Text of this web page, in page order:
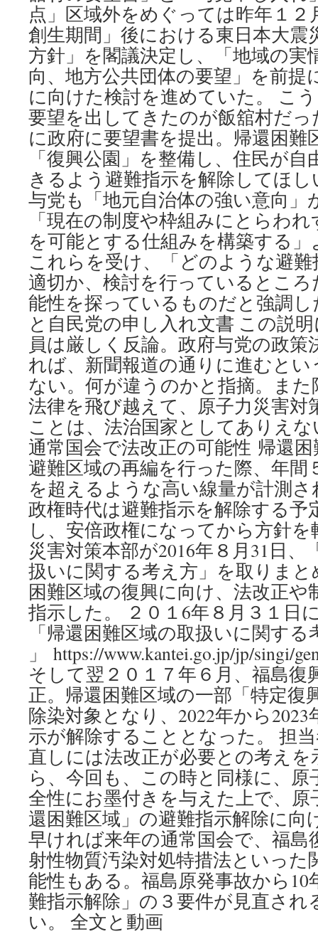
点」区域外をめぐっては昨年１２
創生期間」後における東日本大震
方針」を閣議決定し、「地域の実
向、地方公共団体の要望」を前提
に向けた検討を進めていた。 こ
要望を出してきたのが飯舘村だっ
に政府に要望書を提出。帰還困難
「復興公園」を整備し、住民が
きるよう避難指示を解除してほ
与党も「地元自治体の強い意向」
「現在の制度や枠組みにとらわ
を可能とする仕組みを構築する
これらを受け、「どのような避
適切か、検討を行っているとこ
能性を探っているものだと強調
と自民党の申し入れ文書 この説
員は厳しく反論。政府与党の政
れば、新聞報道の通りに進むと
ない。何が違うのかと指摘。ま
法律を飛び越えて、原子力災害対
ことは、法治国家としてありえ
通常国会で法改正の可能性 帰還
避難区域の再編を行った際、年
を超えるような高い線量が計測
政権時代は避難指示を解除する
し、安倍政権になってから方針
災害対策本部が2016年８月31日、
扱いに関する考え方」を取りま
困難区域の復興に向け、法改正や
指示した。 ２０１6年８月３１日
「帰還困難区域の取扱いに関す
」 https://www.kantei.go.jp/jp/singi/
そして翌２０１７年６月、福島復
正。帰還困難区域の一部「特定復
除染対象となり、2022年から
示が解除することとなった。 担
直しには法改正が必要との考え
ら、今回も、この時と同様に、原
全性にお墨付きを与えた上で、原
還困難区域」の避難指示解除に向
早ければ来年の通常国会で、福島
射性物質汚染対処特措法といった
能性もある。福島原発事故から10
難指示解除」の３要件が見直され
い。 全文と動画